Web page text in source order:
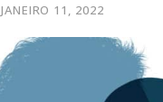
JANEIRO 11, 2022